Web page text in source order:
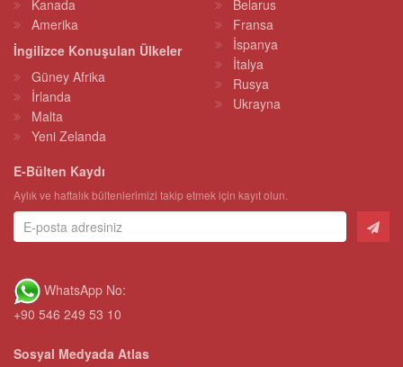
Kanada
Amerika
İngilizce Konuşulan Ülkeler
Güney Afrika
İrlanda
Malta
Yeni Zelanda
Belarus
Fransa
İspanya
İtalya
Rusya
Ukrayna
E-Bülten Kaydı
Aylık ve haftalık bültenlerimizi takip etmek için kayıt olun.
WhatsApp No:
+90 546 249 53 10
Sosyal Medyada Atlas